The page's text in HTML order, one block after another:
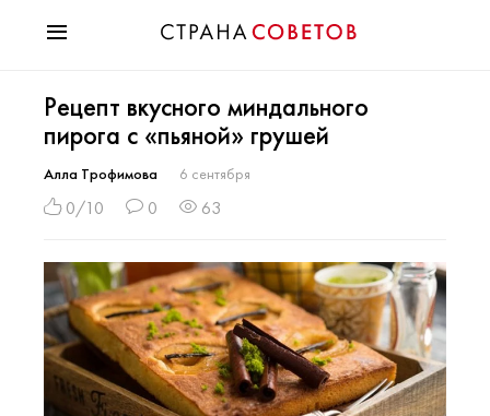
Мода
Звезды
Гороскопы
Здоровье
Хобби
Разное
Праздники
Рецепт вкусного миндального
пирога с «пьяной» грушей
Алла Трофимова 6 сентября
0/10 0 63